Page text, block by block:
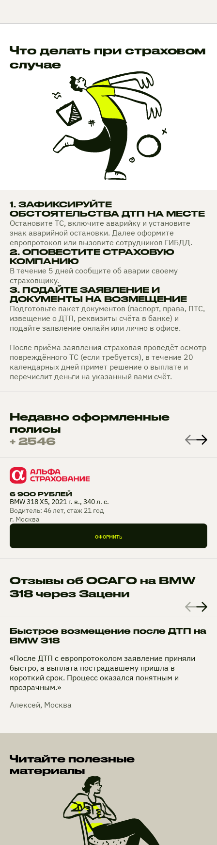
Что делать при страховом
случае
1. ЗАФИКСИРУЙТЕ
ОБСТОЯТЕЛЬСТВА ДТП НА МЕСТЕ
Остановите ТС, включите аварийку и установите
знак аварийной остановки. Далее оформите
европротокол или вызовите сотрудников ГИБДД.
2. ОПОВЕСТИТЕ СТРАХОВУЮ
КОМПАНИЮ
В течение 5 дней сообщите об аварии своему
страховщику.
3. ПОДАЙТЕ ЗАЯВЛЕНИЕ И
ДОКУМЕНТЫ НА ВОЗМЕЩЕНИЕ
Подготовьте пакет документов (паспорт, права, ПТС,
извещение о ДТП, реквизиты счёта в банке) и
подайте заявление онлайн или лично в офисе.
После приёма заявления страховая проведёт осмотр
повреждённого ТС (если требуется), в течение 20
календарных дней примет решение о выплате и
перечислит деньги на указанный вами счёт.
Недавно оформленные
полисы
+ 2546
6 900 РУБЛЕЙ
BMW 318 X5, 2021 г. в., 340 л. с.
Водитель: 46 лет, стаж 21 год
г. Москва
ОФОРМИТЬ
Отзывы об ОСАГО на BMW
318 через Зацени
Быстрое возмещение после ДТП на
BMW 318
«После ДТП с европротоколом заявление приняли
быстро, а выплата пострадавшему пришла в
короткий срок. Процесс оказался понятным и
прозрачным.»
Алексей, Москва
Читайте полезные
материалы